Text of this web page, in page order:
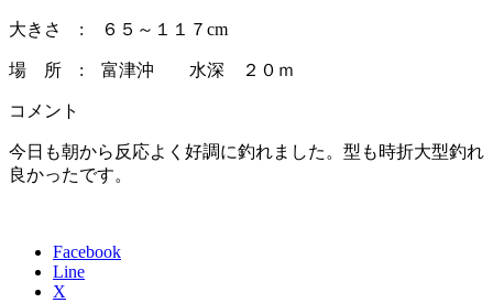
大きさ : ６５～１１７cm
場 所 : 富津沖 水深 ２０ｍ
コメント
今日も朝から反応よく好調に釣れました。型も時折大型釣れ
良かったです。
Facebook
Line
X